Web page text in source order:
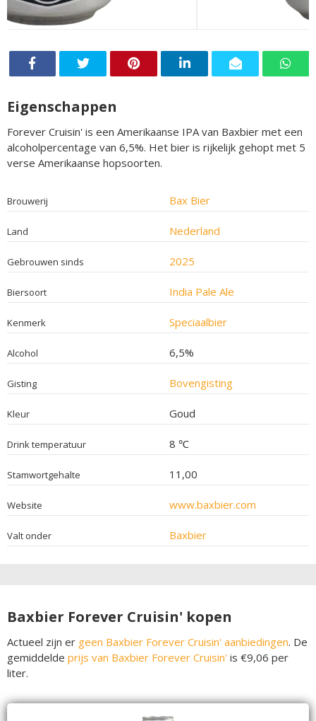
Eigenschappen
Forever Cruisin' is een Amerikaanse IPA van Baxbier met een
alcoholpercentage van 6,5%. Het bier is rijkelijk gehopt met 5
verse Amerikaanse hopsoorten.
Brouwerij Bax Bier
Land Nederland
Gebrouwen sinds 2025
Biersoort India Pale Ale
Kenmerk Speciaalbier
Alcohol 6,5%
Gisting Bovengisting
Kleur Goud
Drink temperatuur 8 ℃
Stamwortgehalte 11,00
Website www.baxbier.com
Valt onder Baxbier
Baxbier Forever Cruisin' kopen
Actueel zijn er geen Baxbier Forever Cruisin' aanbiedingen. De
gemiddelde prijs van Baxbier Forever Cruisin' is €9,06 per
liter.